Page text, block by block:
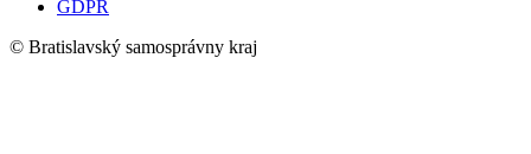
GDPR
© Bratislavský samosprávny kraj